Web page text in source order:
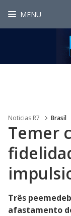
MENU
Noticias R7 Brasil
Temer
Três
afastamento